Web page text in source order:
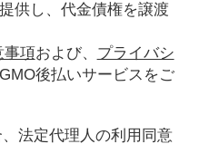
供し、代金債権を譲渡
事項および、 プライバシ
後払いサービスをご
法定代理人の利用同意